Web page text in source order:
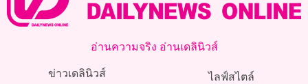
อ่านความจริง อ่านเดลินิวส์
ข่าวเดลินิวส์
ไลฟ์สไตล์